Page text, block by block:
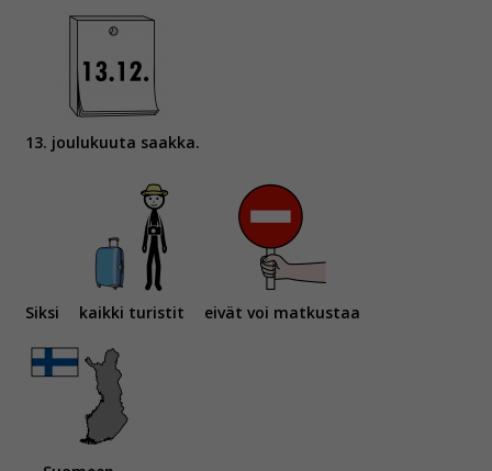
13. joulukuuta saakka.
Siksi kaikki turistit eivät voi matkustaa